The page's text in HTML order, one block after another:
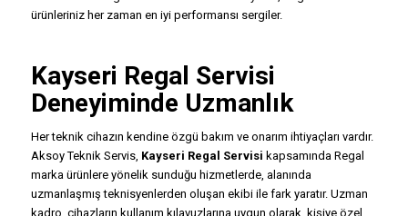
ürünleriniz her zaman en iyi performansı sergiler.
Kayseri Regal Servisi
Deneyiminde Uzmanlık
Her teknik cihazın kendine özgü bakım ve onarım ihtiyaçları vardır.
Aksoy Teknik Servis, Kayseri Regal Servisi kapsamında Regal
marka ürünlere yönelik sunduğu hizmetlerde, alanında
uzmanlaşmış teknisyenlerden oluşan ekibi ile fark yaratır. Uzman
kadro, cihazların kullanım kılavuzlarına uygun olarak, kişiye özel